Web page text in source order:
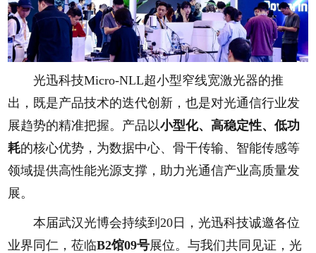
光迅科技Micro-NLL超小型窄线宽激光器的推
出，既是产品技术的迭代创新，也是对光通信行业发
展趋势的精准把握。产品以小型化、高稳定性、低功
耗的核心优势，为数据中心、骨干传输、智能传感等
领域提供高性能光源支撑，助力光通信产业高质量发
展。
本届武汉光博会持续到20日，光迅科技诚邀各位
业界同仁，莅临B2馆09号展位。与我们共同见证，光